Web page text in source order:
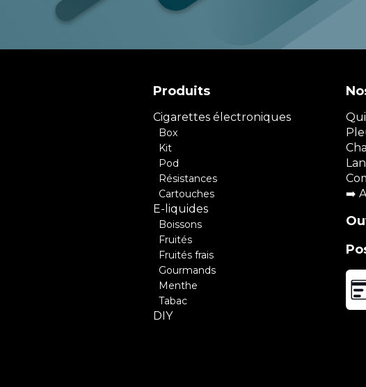
Produits
Cigarettes électroniques
Box
Kit
Pod
Résistances
Cartouches
E-liquides
Boissons
Fruités
Fruités frais
Gourmands
Menthe
Tabac
DIY
➡️